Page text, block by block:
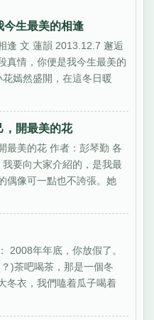
今生最美的相逢
逢 文 蓮韻 2013.12.7 邂逅
真情，你便是我今生最美的
嫣然盛開，在這冬日暖
，開最美的花
最美的花 作者：彭琴勤 各
要向大家介紹的，是我最
偶像可一點也不誇張。她
2008年年底，你放假了。
)茶吧喝茶，那是一個冬
冬衣，我們嗑着瓜子喝着